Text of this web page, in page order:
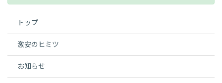
トップ
激安のヒミツ
お知らせ